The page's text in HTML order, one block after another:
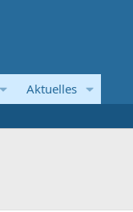
Aktuelles